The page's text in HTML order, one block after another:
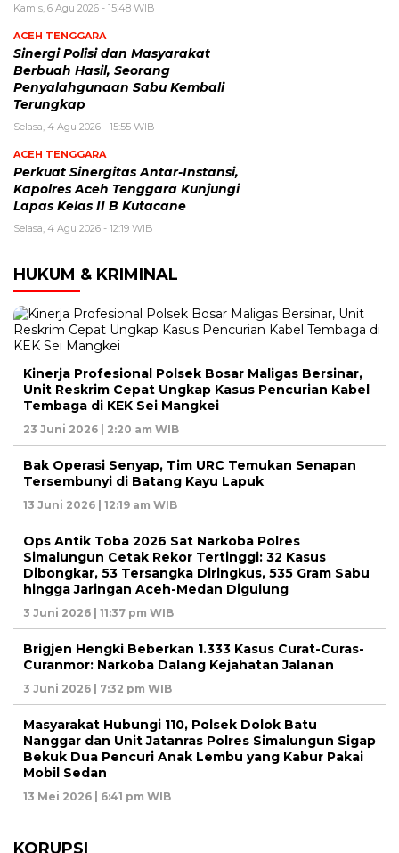
Kamis, 6 Agu 2026 - 15:48 WIB
ACEH TENGGARA
Sinergi Polisi dan Masyarakat
Berbuah Hasil, Seorang
Penyalahgunaan Sabu Kembali
Terungkap
Selasa, 4 Agu 2026 - 15:55 WIB
ACEH TENGGARA
Perkuat Sinergitas Antar-Instansi,
Kapolres Aceh Tenggara Kunjungi
Lapas Kelas II B Kutacane
Selasa, 4 Agu 2026 - 12:19 WIB
HUKUM & KRIMINAL
Kinerja Profesional Polsek Bosar Maligas Bersinar,
Unit Reskrim Cepat Ungkap Kasus Pencurian Kabel
Tembaga di KEK Sei Mangkei
23 Juni 2026 | 2:20 am WIB
Bak Operasi Senyap, Tim URC Temukan Senapan
Tersembunyi di Batang Kayu Lapuk
13 Juni 2026 | 12:19 am WIB
Ops Antik Toba 2026 Sat Narkoba Polres
Simalungun Cetak Rekor Tertinggi: 32 Kasus
Dibongkar, 53 Tersangka Diringkus, 535 Gram Sabu
hingga Jaringan Aceh-Medan Digulung
3 Juni 2026 | 11:37 pm WIB
Brigjen Hengki Beberkan 1.333 Kasus Curat-Curas-
Curanmor: Narkoba Dalang Kejahatan Jalanan
3 Juni 2026 | 7:32 pm WIB
Masyarakat Hubungi 110, Polsek Dolok Batu
Nanggar dan Unit Jatanras Polres Simalungun Sigap
Bekuk Dua Pencuri Anak Lembu yang Kabur Pakai
Mobil Sedan
13 Mei 2026 | 6:41 pm WIB
KORUPSI